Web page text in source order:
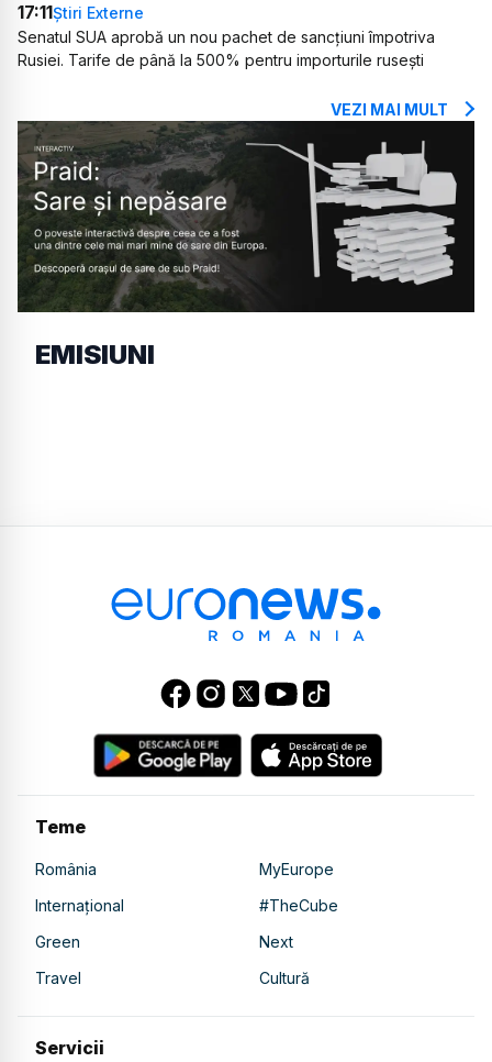
17:11Știri Externe
Senatul SUA aprobă un nou pachet de sancțiuni împotriva
Rusiei. Tarife de până la 500% pentru importurile rusești
VEZI MAI MULT
EMISIUNI
Teme
România
MyEurope
Internațional
#TheCube
Green
Next
Travel
Cultură
Servicii